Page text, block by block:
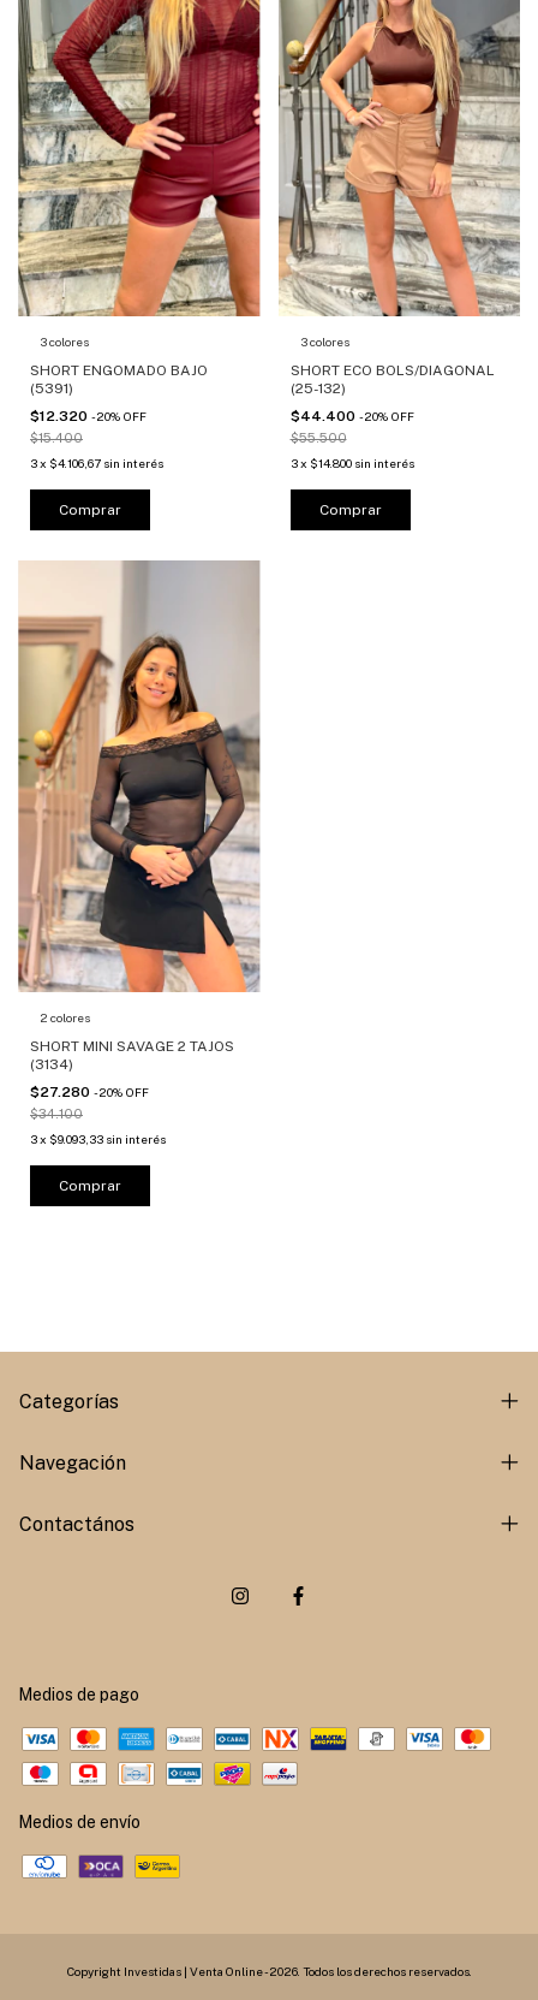
3 colores
SHORT ENGOMADO BAJO
(5391)
$12.320 -20% OFF
$15.400
3x $4.106,67 sin interés
Comprar
3 colores
SHORT ECO BOLS/DIAGONAL
(25-132)
$44.400 -20% OFF
$55.500
3 x $14.800 sin interés
Comprar
2 colores
SHORT MINI SAVAGE 2 TAJOS
(3134)
$27.280 -20% OFF
$34.100
3x $9.093,33 sin interés
Comprar
Categorías
Navegación
Contactános
Medios de pago
Medios de envío
Copyright Investidas | Venta Online - 2026. Todos los derechos reservados.